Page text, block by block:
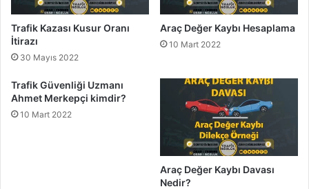
Trafik Kazası Kusur Oranı
İtirazı
30 Mayıs 2022
Araç Değer Kaybı Hesaplama
10 Mart 2022
Trafik Güvenliği Uzmanı
Ahmet Merkepçi kimdir?
10 Mart 2022
Araç Değer Kaybı Davası
Nedir?